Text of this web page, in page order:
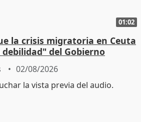
01:02
la crisis migratoria en Ceuta
del Gobierno
02/08/2026